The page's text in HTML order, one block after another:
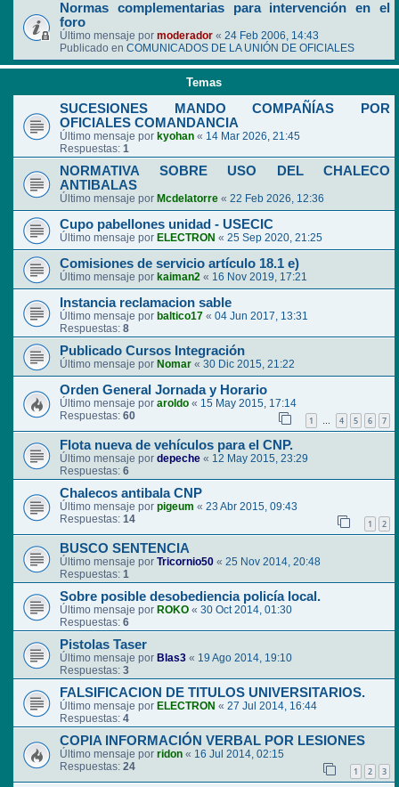
Normas complementarias para intervención en el
foro
Último mensaje por moderador « 24 Feb 2006, 14:43
Publicado en COMUNICADOS DE LA UNIÓN DE OFICIALES
Temas
SUCESIONES MANDO COMPAÑÍAS POR
OFICIALES COMANDANCIA
Último mensaje por kyohan « 14 Mar 2026, 21:45
Respuestas: 1
NORMATIVA SOBRE USO DEL CHALECO
ANTIBALAS
Último mensaje por Mcdelatorre « 22 Feb 2026, 12:36
Cupo pabellones unidad - USECIC
Último mensaje por ELECTRON « 25 Sep 2020, 21:25
Comisiones de servicio artículo 18.1 e)
Último mensaje por kaiman2 « 16 Nov 2019, 17:21
Instancia reclamacion sable
Último mensaje por baltico17 « 04 Jun 2017, 13:31
Respuestas: 8
Publicado Cursos Integración
Último mensaje por Nomar « 30 Dic 2015, 21:22
Orden General Jornada y Horario
Último mensaje por aroldo « 15 May 2015, 17:14
Respuestas: 60 1 … 4 5 6 7
Flota nueva de vehículos para el CNP.
Último mensaje por depeche « 12 May 2015, 23:29
Respuestas: 6
Chalecos antibala CNP
Último mensaje por pigeum « 23 Abr 2015, 09:43
Respuestas: 14 1 2
BUSCO SENTENCIA
Último mensaje por Tricornio50 « 25 Nov 2014, 20:48
Respuestas: 1
Sobre posible desobediencia policía local.
Último mensaje por ROKO « 30 Oct 2014, 01:30
Respuestas: 6
Pistolas Taser
Último mensaje por Blas3 « 19 Ago 2014, 19:10
Respuestas: 3
FALSIFICACION DE TITULOS UNIVERSITARIOS.
Último mensaje por ELECTRON « 27 Jul 2014, 16:44
Respuestas: 4
COPIA INFORMACIÓN VERBAL POR LESIONES
Último mensaje por ridon « 16 Jul 2014, 02:15
Respuestas: 24 1 2 3